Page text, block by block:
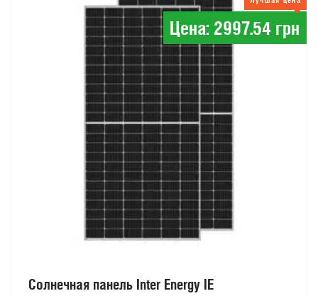
Цена: 2997.54 грн
Солнечная панель Inter Energy IE